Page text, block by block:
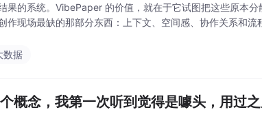
果的系统。VibePaper 的价值，就在于它试图把这些原本
作现场最缺的那部分东西：上下文、空间感、协作关系和
数据
概念，我第一次听到觉得是噱头，用过